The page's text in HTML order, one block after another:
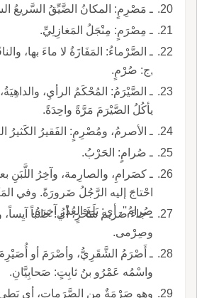
ـ مَصْرِمٍ: المكانُ الضَّيِّقُ السَّريعُ
ـ مِصْرَمٍ: مِنْجَلُ المَغازِلِيِّ.
ـ الصَّرْماءُ: المَفَازَةُ لا ماءَ بها،
,ج: صُرْمٍ.
ـ الصَّيْرَمُ: المُحْكَمُ الرأيِ،
يأكُلُ الصَّيْرَمَ مَرَّةً واحِدَةً.
ـ الأصرمُ، ومُصْرِمٍ: الفَقيرُ الكَثيرُ
ـ صُرامٍ: الحَرْبُ.
ـ كصَرامِ، والصارِمة، وآخِرُ اللَّبَنِ بعدَ
احْتاجَ إليه الرَّجُلُ ضَرورَةً. وفي
صُرامُ''، أي: بَلَغَ العُذْرُ آخِرَهُ.
ـ جاءَ صَريمَ سَحْرٍ، أي: خائباً
وصِرْمى.
ـ أَصْرَمُ الشَّقَرِيُّ، وأصْرَمَ أو أُصَيْرِمَ
واسْمُه عَمْرُو بنُ ثابِتٍ: صَحابِيَّانِ.
وهو صَرْمَةٌ من الصَّرَماتِ، أي